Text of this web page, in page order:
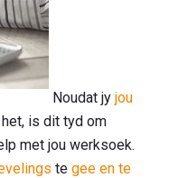
Noudat jy jou
is dit tyd om
met jou werksoek.
te gee en te